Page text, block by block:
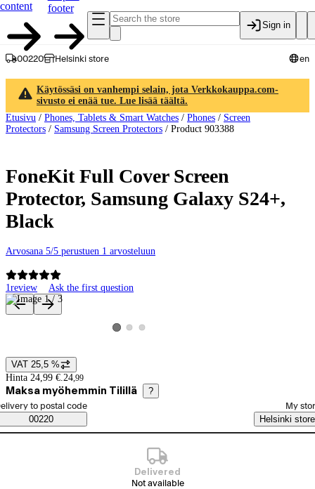
content
footer
Sign in
00220 Helsinki store en
Käytössäsi on vanhempi selain, jota Verkkokauppa.com-
sivusto ei enää tue. Lue lisää täältä.
Etusivu / Phones, Tablets & Smart Watches / Phones / Screen
Protectors / Samsung Screen Protectors / Product 903388
FoneKit Full Cover Screen
Protector, Samsung Galaxy S24+,
Black
Arvosana 5/5 perustuen 1 arvosteluun
1review Ask the first question
Product images and videos
View product image 1
View product image 2
View product image 3
Price details
VAT 25,5 %
Hinta 24,99 €. 24,99
Maksa myöhemmin Tilillä ?
Saatavuustiedot
order method
to postal code
00220
My
Helsinki store
Delivered
Not available